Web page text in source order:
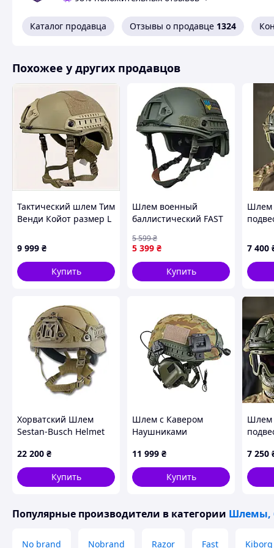
Каталог продавца Отзывы о продавце 1324
Похожее у других продавцов
Тактический шлем Тим
Венди Койот размер L
8P76XT4912
9 999 ₴
Купить
Шлем военный
баллистический FAST
тактический защитная
каска
пуленепробиваемая
олива
5 399 ₴
5 599₴
Купить
Шлем
7 400
Хорватский Шлем
Sestan-Busch Helmet
22 200 ₴
Купить
Шлем с Кавером
Наушниками
Шлема с Наушниками,
Каска Мультикам
11 999 ₴
Купить
Шлем
7 250
Популярные производители в категории Шлемы,
No brand Nobrand Razor Fast Kiborg